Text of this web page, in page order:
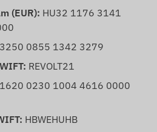
(EUR): HU32 1176 3141
0855 1342 3279
REVOLT21
0230 1004 4616 0000
HBWEHUHB